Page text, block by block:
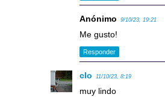
Anónimo 9/10/23, 19:21
Me gusto!
Responder
clo 11/10/23, 8:19
muy lindo